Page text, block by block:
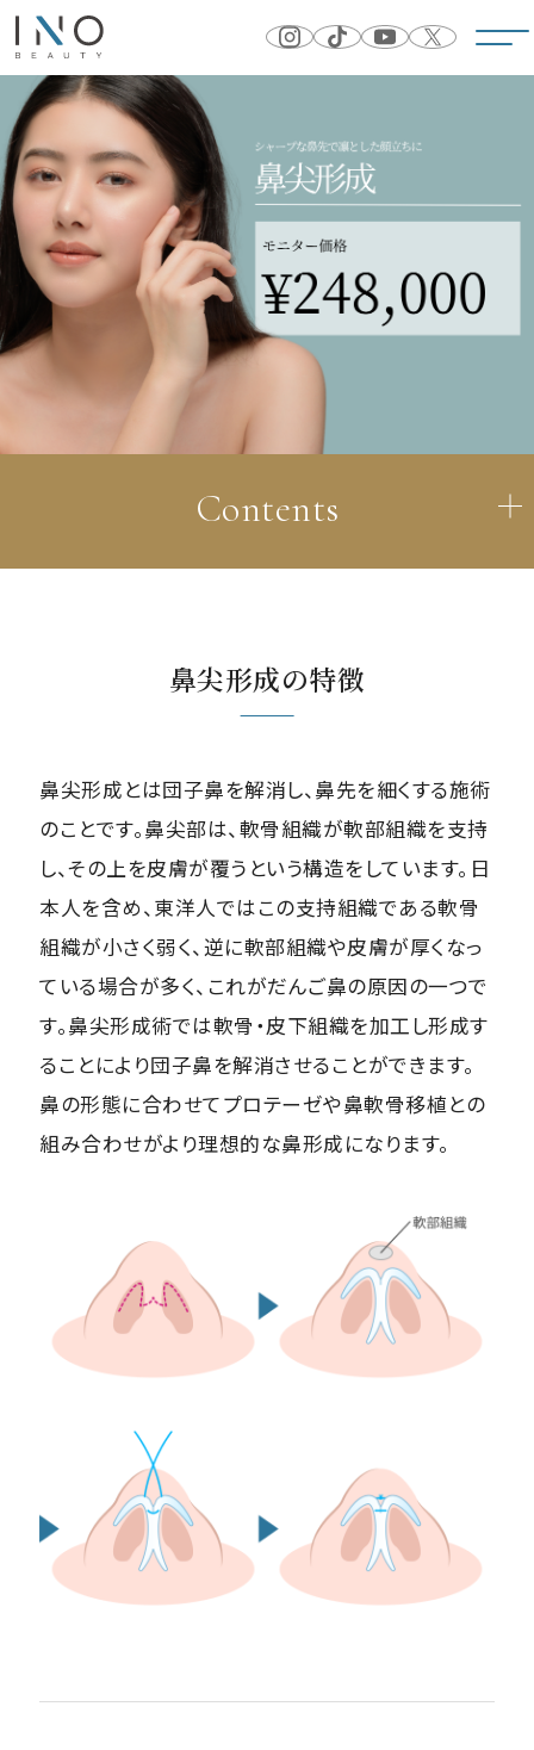
Contents
鼻尖形成の特徴
鼻尖形成とは団子鼻を解消し、鼻先を細くする施術
のことです。鼻尖部は、軟骨組織が軟部組織を支持
し、その上を皮膚が覆うという構造をしています。日
本人を含め、東洋人ではこの支持組織である軟骨
組織が小さく弱く、逆に軟部組織や皮膚が厚くなっ
ている場合が多く、これがだんご鼻の原因の一つで
す。鼻尖形成術では軟骨・皮下組織を加工し形成す
ることにより団子鼻を解消させることができます。
鼻の形態に合わせてプロテーゼや鼻軟骨移植との
組み合わせがより理想的な鼻形成になります。